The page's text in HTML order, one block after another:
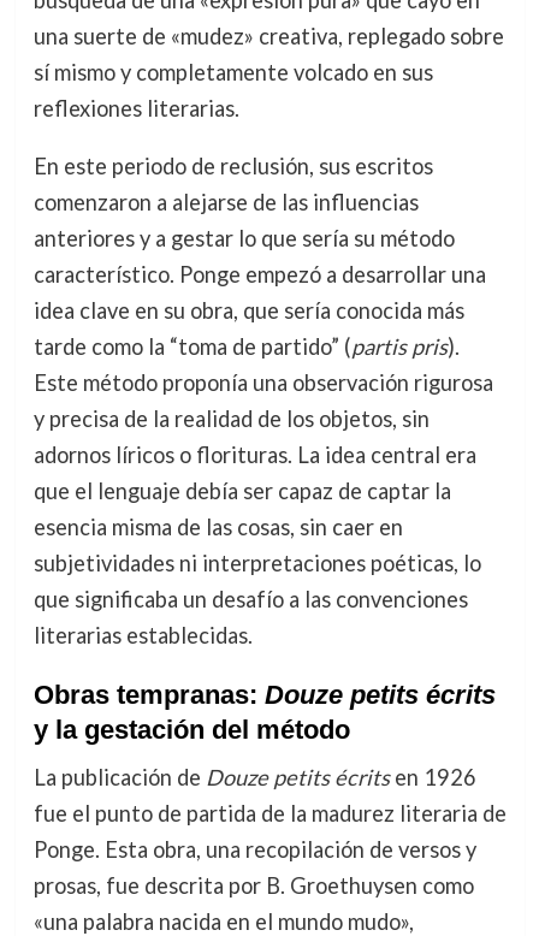
una suerte de «mudez» creativa, replegado sobre
sí mismo y completamente volcado en sus
reflexiones literarias.
En este periodo de reclusión, sus escritos
comenzaron a alejarse de las influencias
anteriores y a gestar lo que sería su método
característico. Ponge empezó a desarrollar una
idea clave en su obra, que sería conocida más
tarde como la “toma de partido” (partis pris).
Este método proponía una observación rigurosa
y precisa de la realidad de los objetos, sin
adornos líricos o florituras. La idea central era
que el lenguaje debía ser capaz de captar la
esencia misma de las cosas, sin caer en
subjetividades ni interpretaciones poéticas, lo
que significaba un desafío a las convenciones
literarias establecidas.
Obras tempranas: Douze petits écrits
y la gestación del método
La publicación de Douze petits écritsen 1926
fue el punto de partida de la madurez literaria de
Ponge. Esta obra, una recopilación de versos y
prosas, fue descrita por B. Groethuysen como
«una palabra nacida en el mundo mudo»,